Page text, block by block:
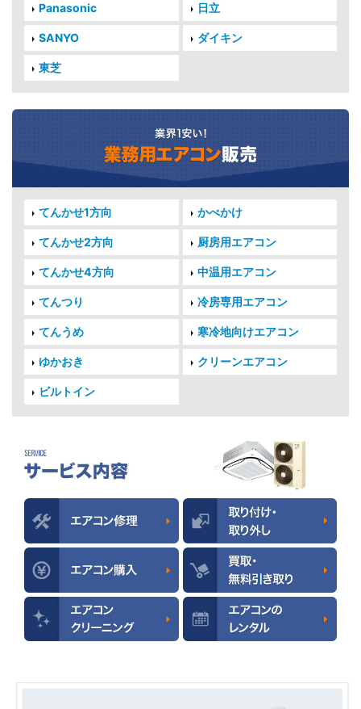
Panasonic 日立
SANYO ダイキン
東芝
てんかせ1方向 かべかけ
てんかせ2方向 厨房用エアコン
てんかせ4方向 中温用エアコン
てんつり 冷房専用エアコン
てんうめ 寒冷地向けエアコン
ゆかおき クリーンエアコン
ビルトイン